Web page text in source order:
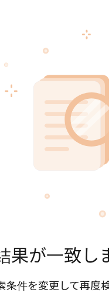
果が一致し
条件を変更して再度